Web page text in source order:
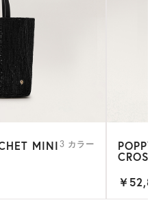
MINI 3 カラー POPPY
￥